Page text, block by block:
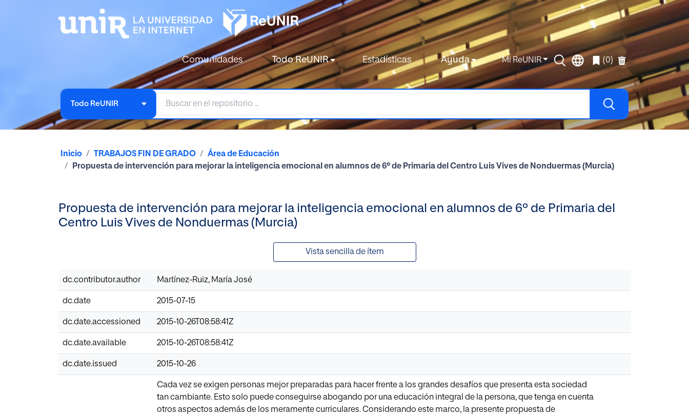
Comunidades Todo ReUNIR Estadísticas Ayuda Mi ReUNIR (0)
Todo ReUNIR
Inicio TRABAJOS FIN DE GRADO
Área de Educación
Propuesta de intervención para mejorar la inteligencia emocional en alumnos de 6º de Primaria del Centro Luis Vives de Nonduermas (Murcia)
Propuesta de intervención para mejorar la inteligencia emocional en alumnos de 6º de Primaria del
Centro Luis Vives de Nonduermas (Murcia)
Vista sencilla de ítem
dc.contributor.author Martínez-Ruiz, María José
dc.date 2015-07-15
dc.date.accessioned 2015-10-26T08:58:41Z
dc.date.available 2015-10-26T08:58:41Z
dc.date.issued 2015-10-26
Cada vez se exigen personas mejor preparadas para hacer frente a los grandes desafíos que presenta esta sociedad
tan cambiante. Esto solo puede conseguirse abogando por una educación integral de la persona, que tenga en cuenta
otros aspectos además de los meramente curriculares. Considerando este marco, la presente propuesta de